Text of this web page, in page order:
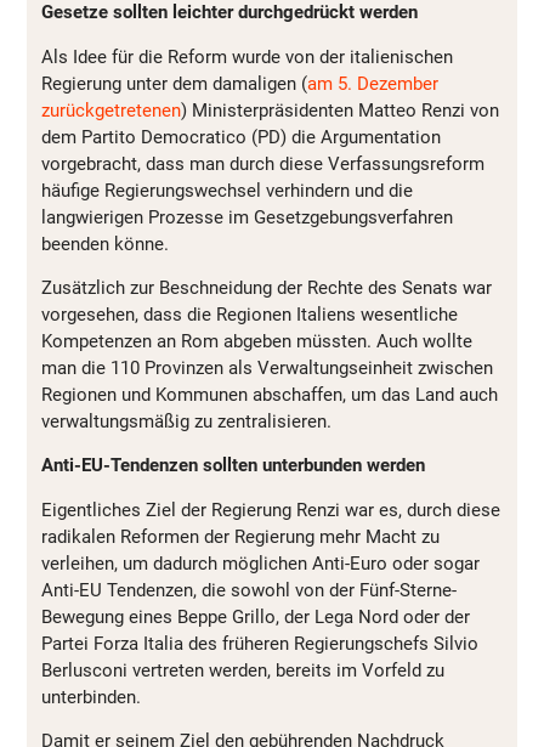
Gesetze sollten leichter durchgedrückt werden
Als Idee für die Reform wurde von der italienischen
Regierung unter dem damaligen (am 5. Dezember
zurückgetretenen) Ministerpräsidenten Matteo Renzi von
dem Partito Democratico (PD) die Argumentation
vorgebracht, dass man durch diese Verfassungsreform
häufige Regierungswechsel verhindern und die
langwierigen Prozesse im Gesetzgebungsverfahren
beenden könne.
Zusätzlich zur Beschneidung der Rechte des Senats war
vorgesehen, dass die Regionen Italiens wesentliche
Kompetenzen an Rom abgeben müssten. Auch wollte
man die 110 Provinzen als Verwaltungseinheit zwischen
Regionen und Kommunen abschaffen, um das Land auch
verwaltungsmäßig zu zentralisieren.
Anti-EU-Tendenzen sollten unterbunden werden
Eigentliches Ziel der Regierung Renzi war es, durch diese
radikalen Reformen der Regierung mehr Macht zu
verleihen, um dadurch möglichen Anti-Euro oder sogar
Anti-EU Tendenzen, die sowohl von der Fünf-Sterne-
Bewegung eines Beppe Grillo, der Lega Nord oder der
Partei Forza Italia des früheren Regierungschefs Silvio
Berlusconi vertreten werden, bereits im Vorfeld zu
unterbinden.
Damit er seinem Ziel den gebührenden Nachdruck